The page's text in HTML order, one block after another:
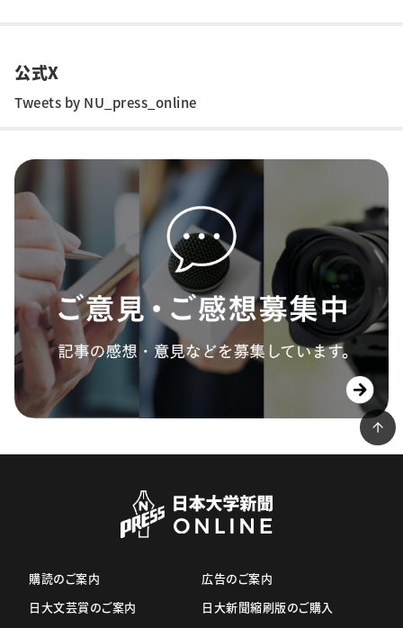
公式X
Tweets by NU_press_online
購読のご案内
日大文芸賞のご案内
広告のご案内
日大新聞縮刷版のご購入